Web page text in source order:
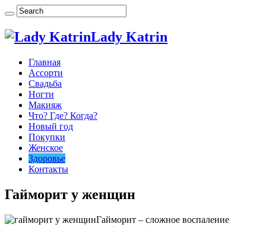
Lady Katrin
Главная
Ассорти
Свадьба
Ногти
Макияж
Что? Где? Когда?
Новый год
Покупки
Женское
Здоровье
Контакты
Гайморит у женщин
Гайморит – сложное воспаление